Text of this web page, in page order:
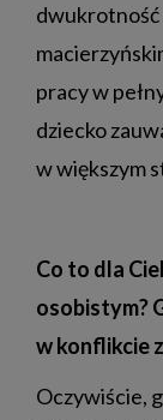
dwukrotność
pracy w
dziecko
w większym
Co to dla
osobistym?
w konflikcie
Oczywiście,